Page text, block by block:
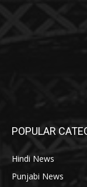
POPULAR
Hindi News
Punjabi News